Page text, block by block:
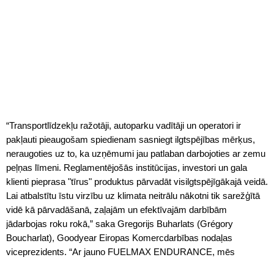
“Transportlīdzekļu ražotāji, autoparku vadītāji un operatori ir
pakļauti pieaugošam spiedienam sasniegt ilgtspējības mērķus,
neraugoties uz to, ka uzņēmumi jau patlaban darbojoties ar zemu
peļņas līmeni. Reglamentējošās institūcijas, investori un gala
klienti pieprasa "tīrus" produktus pārvadāt visilgtspējīgākajā veidā.
Lai atbalstītu īstu virzību uz klimata neitrālu nākotni tik sarežģītā
vidē kā pārvadāšanā, zaļajām un efektīvajām darbībām
jādarbojas roku rokā,” saka Gregorijs Buharlats (Grégory
Boucharlat), Goodyear Eiropas Komercdarbības nodaļas
viceprezidents. “Ar jauno FUELMAX ENDURANCE, mēs